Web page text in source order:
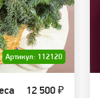
Артикул: 112120
12 500 ₽